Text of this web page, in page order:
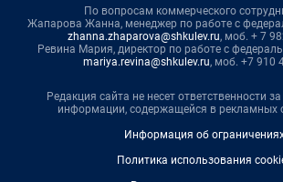
По вопросам коммерческого
Жапарова Жанна, менеджер по работе с
zhanna.zhaparova@shkulev.ru, моб. + 7
Ревина Мария, директор по работе с
mariya.revina@shkulev.ru, моб. +7 910
Редакция сайта не несет ответственности
информации, содержащейся в рекламных
Информация об
Политика использования